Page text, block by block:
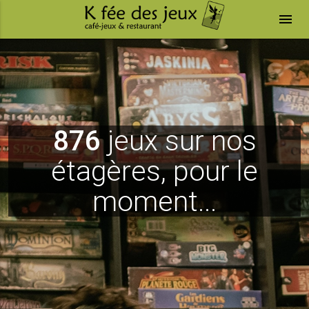
menu
876jeux sur nos
étagères, pour le
moment...